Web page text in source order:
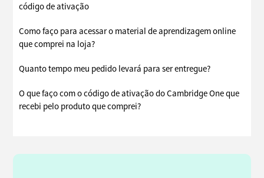
código de ativação
Como faço para acessar o material de aprendizagem online
que comprei na loja?
Quanto tempo meu pedido levará para ser entregue?
O que faço com o código de ativação do Cambridge One que
recebi pelo produto que comprei?